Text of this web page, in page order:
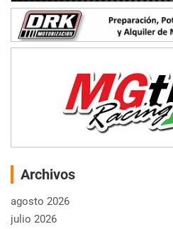
Archivos
agosto 2026
julio 2026